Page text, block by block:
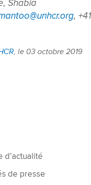
Shabia
,
, le 03 octobre 2019
d’actualité
de presse